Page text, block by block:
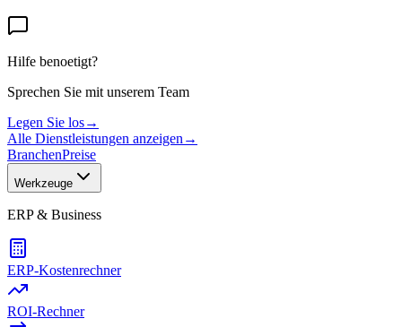
Hilfe benoetigt?
Sprechen Sie mit unserem Team
Legen Sie los→
Alle Dienstleistungen anzeigen →
BranchenPreise
Werkzeuge
ERP & Business
ERP-Kostenrechner
ROI-Rechner